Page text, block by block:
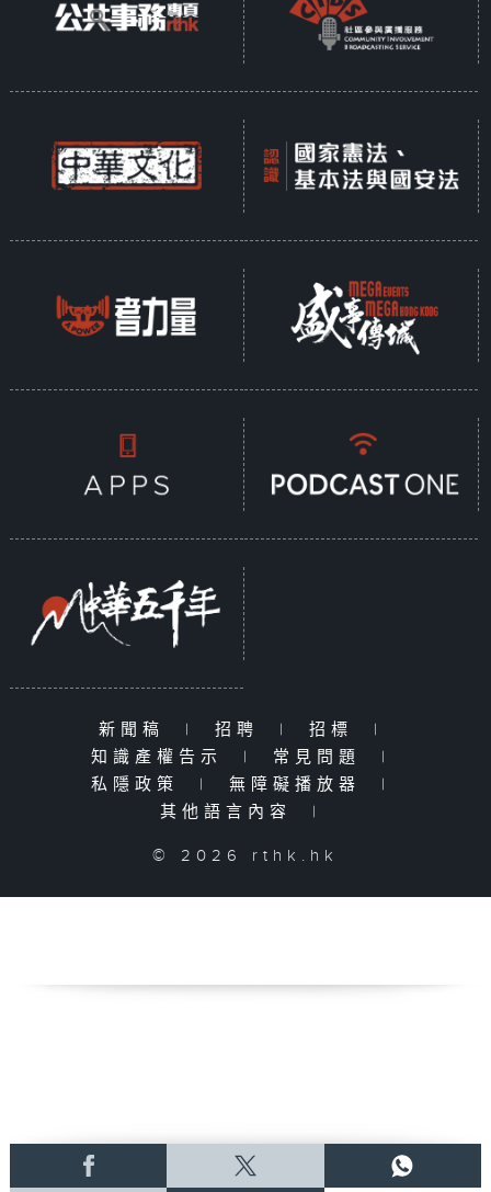
新聞稿 | 招聘 | 招標
|
知識產權告示
| 常見問題
|
私隱政策
| 無障礙播放器
|
其他語言內容
|
© 2026 rthk.hk